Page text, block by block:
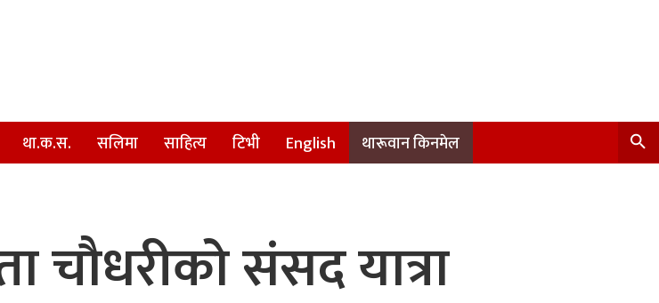
था.क.स. सलिमा साहित्य टिभी English थारूवान किनमेल
चौधरीको संसद यात्रा